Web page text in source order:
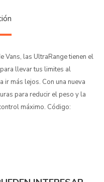
Vans, las UltraRange tienen el
llevar tus limites al
ir más lejos. Con una nueva
para reducir el peso y la
máximo. Código: